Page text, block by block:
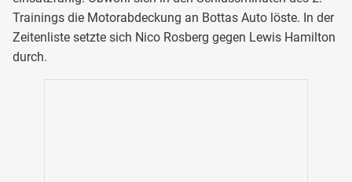
Trainings die Motorabdeckung an Bottas Auto löste. In der
Zeitenliste setzte sich Nico Rosberg gegen Lewis Hamilton
durch.